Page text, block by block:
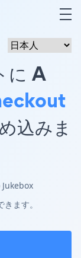
に A
込みま
ます。